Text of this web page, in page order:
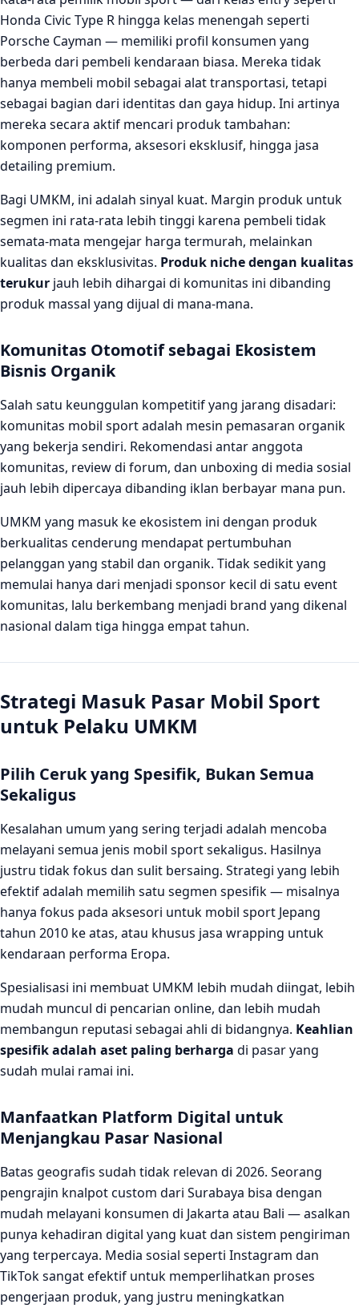
Honda Civic Type R hingga kelas menengah seperti
Porsche Cayman — memiliki profil konsumen yang
berbeda dari pembeli kendaraan biasa. Mereka tidak
hanya membeli mobil sebagai alat transportasi, tetapi
sebagai bagian dari identitas dan gaya hidup. Ini artinya
mereka secara aktif mencari produk tambahan:
komponen performa, aksesori eksklusif, hingga jasa
detailing premium.
Bagi UMKM, ini adalah sinyal kuat. Margin produk untuk
segmen ini rata-rata lebih tinggi karena pembeli tidak
semata-mata mengejar harga termurah, melainkan
kualitas dan eksklusivitas. Produk niche dengan kualitas
terukur jauh lebih dihargai di komunitas ini dibanding
produk massal yang dijual di mana-mana.
Komunitas Otomotif sebagai Ekosistem
Bisnis Organik
Salah satu keunggulan kompetitif yang jarang disadari:
komunitas mobil sport adalah mesin pemasaran organik
yang bekerja sendiri. Rekomendasi antar anggota
komunitas, review di forum, dan unboxing di media sosial
jauh lebih dipercaya dibanding iklan berbayar mana pun.
UMKM yang masuk ke ekosistem ini dengan produk
berkualitas cenderung mendapat pertumbuhan
pelanggan yang stabil dan organik. Tidak sedikit yang
memulai hanya dari menjadi sponsor kecil di satu event
komunitas, lalu berkembang menjadi brand yang dikenal
nasional dalam tiga hingga empat tahun.
Strategi Masuk Pasar Mobil Sport
untuk Pelaku UMKM
Pilih Ceruk yang Spesifik, Bukan Semua
Sekaligus
Kesalahan umum yang sering terjadi adalah mencoba
melayani semua jenis mobil sport sekaligus. Hasilnya
justru tidak fokus dan sulit bersaing. Strategi yang lebih
efektif adalah memilih satu segmen spesifik — misalnya
hanya fokus pada aksesori untuk mobil sport Jepang
tahun 2010 ke atas, atau khusus jasa wrapping untuk
kendaraan performa Eropa.
Spesialisasi ini membuat UMKM lebih mudah diingat, lebih
mudah muncul di pencarian online, dan lebih mudah
membangun reputasi sebagai ahli di bidangnya. Keahlian
spesifik adalah aset paling berharga di pasar yang
sudah mulai ramai ini.
Manfaatkan Platform Digital untuk
Menjangkau Pasar Nasional
Batas geografis sudah tidak relevan di 2026. Seorang
pengrajin knalpot custom dari Surabaya bisa dengan
mudah melayani konsumen di Jakarta atau Bali — asalkan
punya kehadiran digital yang kuat dan sistem pengiriman
yang terpercaya. Media sosial seperti Instagram dan
TikTok sangat efektif untuk memperlihatkan proses
pengerjaan produk, yang justru meningkatkan